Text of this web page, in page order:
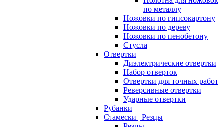
по металлу
Ножовки по гипсокартону
Ножовки по дереву
Ножовки по пенобетону
Стусла
Отвертки
Диэлектрические отвертки
Набор отверток
Отвертки для точных работ
Реверсивные отвертки
Ударные отвертки
Рубанки
Стамески | Резцы